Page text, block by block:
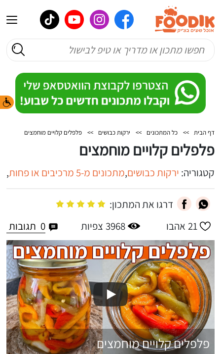
דף הבית >> כל המתכונים >> ירקות כבושים >> פלפלים קלויים מוחמצים
פלפלים קלויים מוחמצים
קטגוריה: ירקות כבושים,מתכונים מ-5 מרכיבים או פחות ,
דרגו את המתכון:
21 אהבו 3968 צפיות 0 תגובות
פלפלים קלויים מוחמצים